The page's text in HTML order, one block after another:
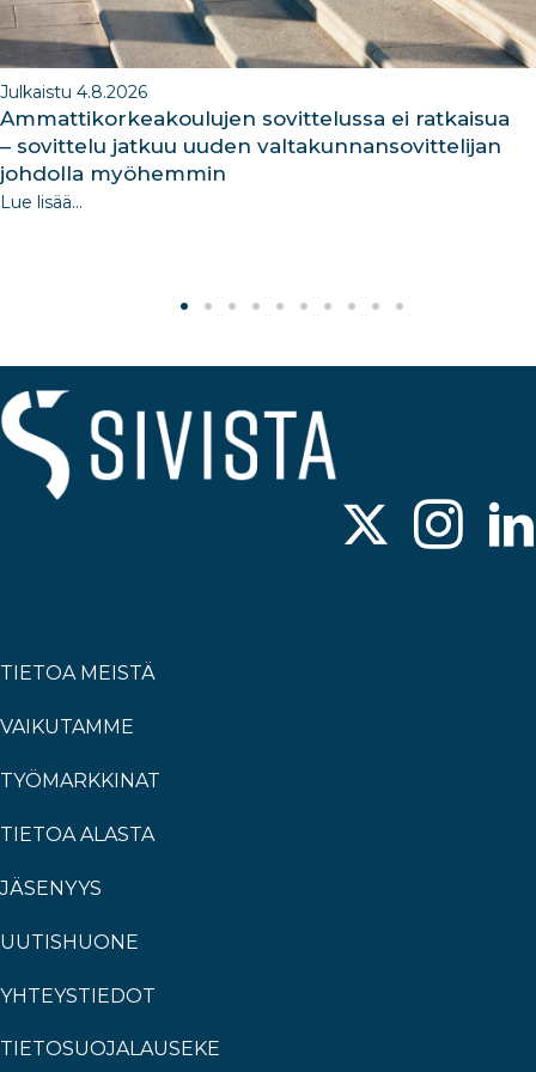
Julkaistu 4.8.2026
Ammattikorkeakoulujen sovittelussa ei ratkaisua
– sovittelu jatkuu uuden valtakunnansovittelijan
johdolla myöhemmin
Lue lisää...
TIETOA MEISTÄ
VAIKUTAMME
TYÖMARKKINAT
TIETOA ALASTA
JÄSENYYS
UUTISHUONE
YHTEYSTIEDOT
TIETOSUOJALAUSEKE